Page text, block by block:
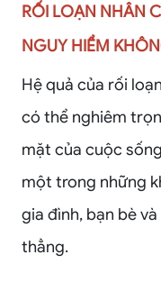
RỐI LOẠN NHÂN
NGUY HIỂM
Hệ quả của rối
có thể nghiêm
mặt của cuộc
một trong những
gia đình, bạn bè
thẳng.